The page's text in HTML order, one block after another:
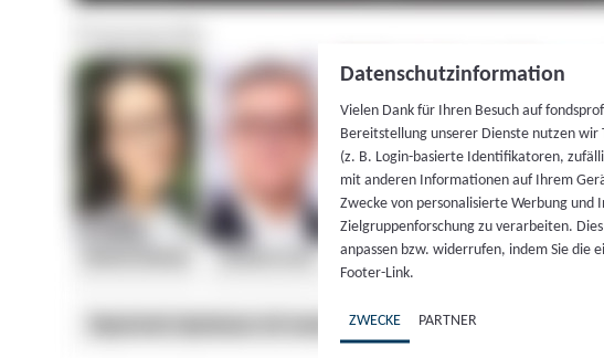
Datenschutzinformation
Vielen Dank für Ihren Besuch auf
Bereitstellung unserer Dienste nutzen wir
(z. B. Login-basierte Identifikatoren,
mit anderen Informationen auf Ihrem
Zwecke von personalisierte Werbung und
Zielgruppenforschung zu verarbeiten.
anpassen bzw. widerrufen, indem Sie die
Footer-Link.
ZWECKE PARTNER